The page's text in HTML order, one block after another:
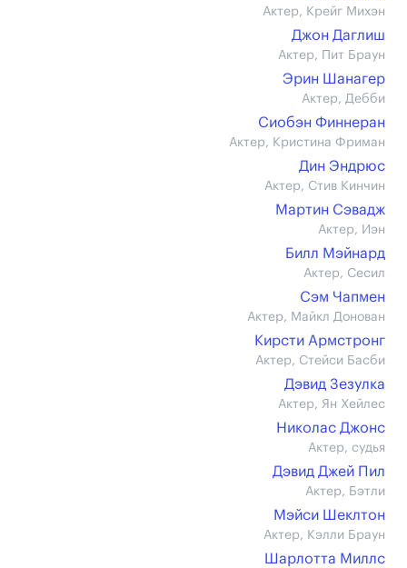
Актер, Крейг Михэн
Джон Даглиш
Актер, Пит Браун
Эрин Шанагер
Актер, Дебби
Сиобэн Финнеран
Актер, Кристина Фриман
Дин Эндрюс
Актер, Стив Кинчин
Мартин Сэвадж
Актер, Иэн
Билл Мэйнард
Актер, Сесил
Сэм Чапмен
Актер, Майкл Донован
Кирсти Армстронг
Актер, Стейси Басби
Дэвид Зезулка
Актер, Ян Хейлес
Николас Джонс
Актер, судья
Дэвид Джей Пил
Актер, Бэтли
Мэйси Шеклтон
Актер, Кэлли Браун
Шарлотта Миллс